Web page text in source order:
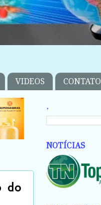
VIDEOS CONTATO
do
.
NOTÍCIAS